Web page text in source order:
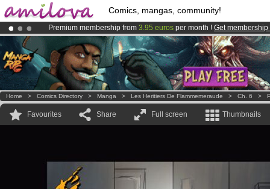
Comics, mangas, community!
Premium membership from 3.95 euros per month ! Get membership
AmilovaKickstarter is now LIVE!.
Already 134393membersand 1208 comics & mangas!.
Home > Comics Directory > Manga > Les Heritiers De Flammemeraude > Ch. 6 >
Favourites Share Full screen Thumbnails